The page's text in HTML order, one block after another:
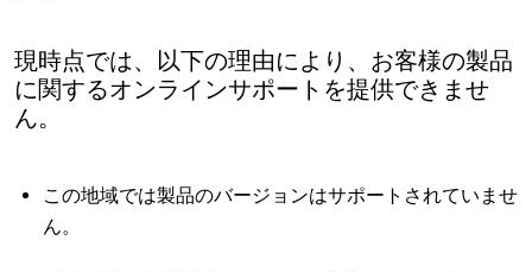
現時点では、以下の理由により、お客様の製品
に関するオンラインサポートを提供できませ
ん。
この地域では製品のバージョンはサポートされていませ
ん。